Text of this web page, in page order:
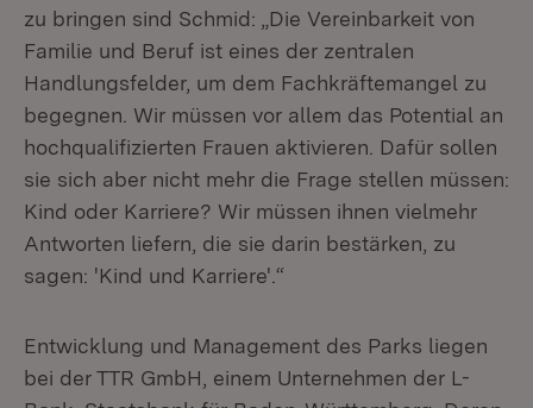
zu bringen sind Schmid: „Die Vereinbarkeit von
Familie und Beruf ist eines der zentralen
Handlungsfelder, um dem Fachkräftemangel zu
begegnen. Wir müssen vor allem das Potential an
hochqualifizierten Frauen aktivieren. Dafür sollen
sie sich aber nicht mehr die Frage stellen müssen:
Kind oder Karriere? Wir müssen ihnen vielmehr
Antworten liefern, die sie darin bestärken, zu
sagen: 'Kind und Karriere'.“
Entwicklung und Management des Parks liegen
bei der TTR GmbH, einem Unternehmen der L-